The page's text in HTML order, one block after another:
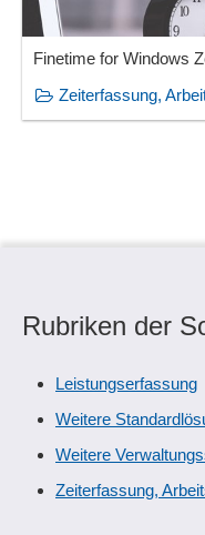
Finetime for Windows
Zeiterfassung,
Rubriken der
Leistungserfassung
Weitere
Weitere
Zeiterfassung,